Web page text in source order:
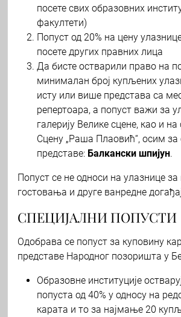
посете свих образовних
факултети)
Попуст од 20% на цену
посете других правних лица
Да бисте остварили право на
минималан број купљених
исту или више представа са
репертоара, а попуст важи за
галерију Велике сцене, као и
Сцену „Раша Плаовић“, осим за
представе: Балкански шпијун.
Попуст се не односи на улазнице за
гостовања и друге ванредне
СПЕЦИЈАЛНИ ПОПУСТИ
Одобрава се попуст за куповину
представе Народног позоришта у
Образовне институције
попуста од 40% у односу на
карата и то за најмање 20